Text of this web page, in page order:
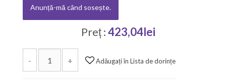
Anunță-mă când sosește.
Preț :423,04lei
- + Adăugați în Lista de dorințe